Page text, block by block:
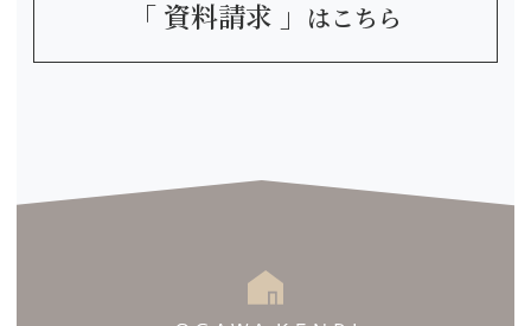
「 資料請求 」 はこちら